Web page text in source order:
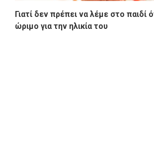
Γιατί δεν πρέπει να λέμε στο παιδί
ώριμο για την ηλικία του